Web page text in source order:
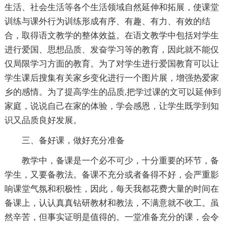
生活、社会生活等各个生活领域自然延伸和拓展，使课堂
训练与课外行为训练形成有序、有趣、有力、有效的结
合，取得语文教学的整体效益。在语文教学中包括对学生
进行爱国、思想品质、发奋学习等的教育，因此就不能仅
仅局限学习方面的教育。为了对学生进行爱国教育可以让
学生课后搜集有关家乡变化进行一个图片展，增强热爱家
乡的感情。为了提高学生的品质,把学过课的文可以延伸到
家庭，说说自己在家的体验，学会感恩，让学生既学到知
识又品质良好发展。
三、备好课，做好充分准备
教学中，备课是一个必不可少，十分重要的环节，备
学生，又要备教法。备课不充分或者备得不好，会严重影
响课堂气氛和积极性，因此，每天我都花费大量的时间在
备课上，认认真真钻研教材和教法，不满意就不收工。虽
然辛苦，但事实证明是值得的。一堂准备充分的课，会令